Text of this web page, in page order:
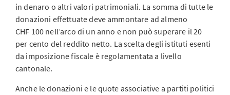
in denaro o altri valori patrimoniali. La somma di tutte le
donazioni effettuate deve ammontare ad almeno
CHF 100 nell’arco di un anno e non può superare il 20
per cento del reddito netto. La scelta degli istituti esenti
da imposizione fiscale è regolamentata a livello
cantonale.
Anche le donazioni e le quote associative a partiti politici